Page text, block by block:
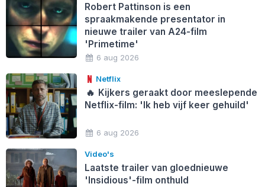
Robert Pattinson is een
spraakmakende presentator in
nieuwe trailer van A24-film
'Primetime'
6 aug 2026
Netflix
🔥 Kijkers geraakt door meeslepende
Netflix-film: 'Ik heb vijf keer gehuild'
6 aug 2026
Video's
Laatste trailer van gloednieuwe
'Insidious'-film onthuld